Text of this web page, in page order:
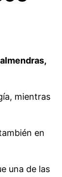
mientras
en
una de las